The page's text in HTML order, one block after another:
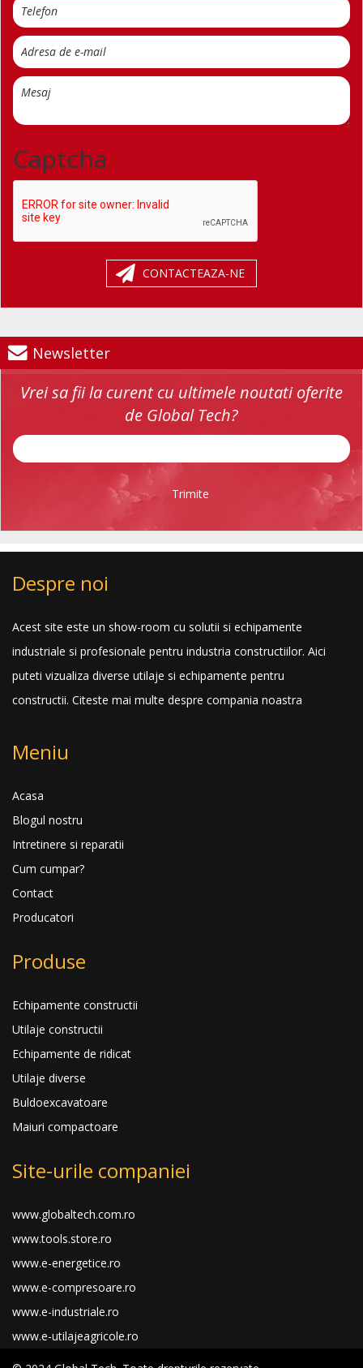
Captcha
CONTACTEAZA-NE
Newsletter
Vrei sa fii la curent cu ultimele noutati oferite
de Global Tech?
Trimite
Despre noi
Acest site este un show-room cu solutii si echipamente
industriale si profesionale pentru industria constructiilor. Aici
puteti vizualiza diverse utilaje si echipamente pentru
constructii. Citeste mai multe despre compania noastra
Meniu
Acasa
Blogul nostru
Intretinere si reparatii
Cum cumpar?
Contact
Producatori
Produse
Echipamente constructii
Utilaje constructii
Echipamente de ridicat
Utilaje diverse
Buldoexcavatoare
Maiuri compactoare
Site-urile companiei
www.globaltech.com.ro
www.tools.store.ro
www.e-energetice.ro
www.e-compresoare.ro
www.e-industriale.ro
www.e-utilajeagricole.ro